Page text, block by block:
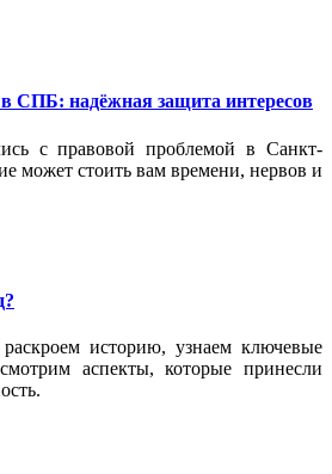
СПБ: надёжная защита интересов
с правовой проблемой в Санкт-
может стоить вам времени, нервов и
историю, узнаем ключевые
аспекты, которые принесли